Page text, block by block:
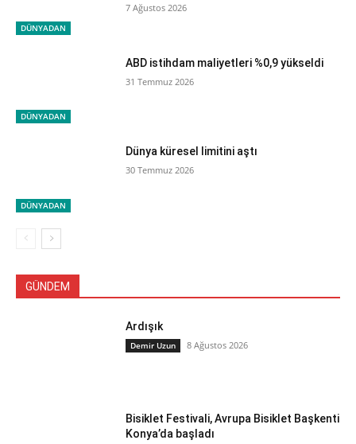
DÜNYADAN
7 Ağustos 2026
DÜNYADAN
ABD istihdam maliyetleri %0,9 yükseldi
31 Temmuz 2026
DÜNYADAN
Dünya küresel limitini aştı
30 Temmuz 2026
GÜNDEM
Ardışık
Demir Uzun 8 Ağustos 2026
Bisiklet Festivali, Avrupa Bisiklet Başkenti
Konya’da başladı